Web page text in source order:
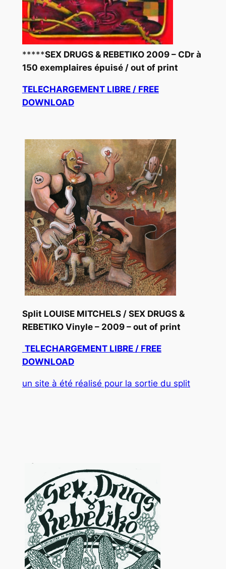
*****SEX DRUGS & REBETIKO 2009 – CDr à
150 exemplaires épuisé / out of print
TELECHARGEMENT LIBRE / FREE
DOWNLOAD
Split LOUISE MITCHELS / SEX DRUGS &
REBETIKO Vinyle – 2009 – out of print
TELECHARGEMENT LIBRE / FREE
DOWNLOAD
un site à été réalisé pour la sortie du split